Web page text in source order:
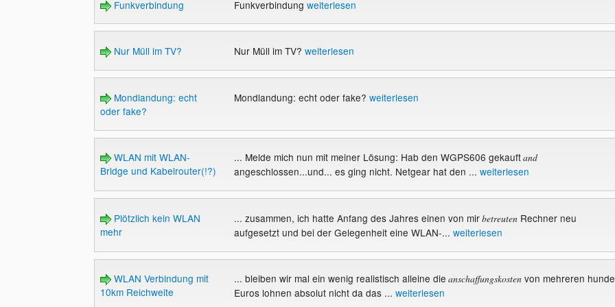
Funkverbindung Funkverbindung weiterlesen
Nur Müll im TV? Nur Müll im TV? weiterlesen
Mondlandung: echt
oder fake?
Mondlandung: echt oder fake? weiterlesen
WLAN mit WLAN-
Bridge und Kabelrouter(!?)
... Melde mich nun mit meiner Lösung: Hab den WGPS606 gekauftand
angeschlossen...und... es ging nicht. Netgear hat den ... weiterlesen
Plötzlich kein WLAN
mehr
... zusammen, ich hatte Anfang des Jahres einen von mirbetreutenRechner neu
aufgesetzt und bei der Gelegenheit eine WLAN-... weiterlesen
WLAN Verbindung mit
10km Reichweite
... bleiben wir mal ein wenig realistisch alleine die anschaffungskostenvon mehreren
Euros lohnen absolut nicht da das ... weiterlesen